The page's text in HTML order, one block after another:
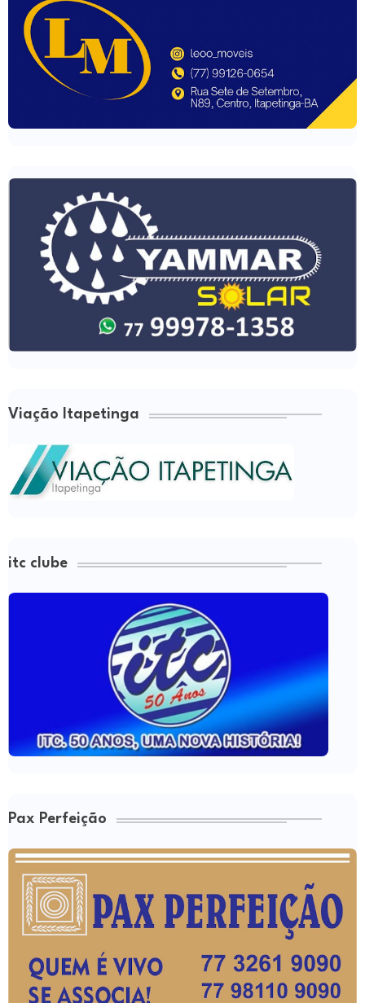
Viação Itapetinga
itc clube
Pax Perfeição